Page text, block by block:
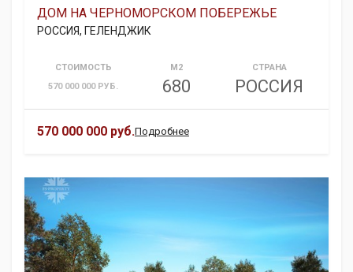
ДОМ НА ЧЕРНОМОРСКОМ ПОБЕРЕЖЬЕ
РОССИЯ, ГЕЛЕНДЖИК
СТОИМОСТЬ
570 000 000 РУБ.
М2
680
СТРАНА
РОССИЯ
570 000 000 руб.Подробнее